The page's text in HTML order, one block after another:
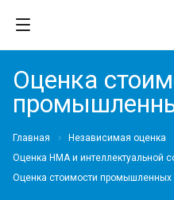
Оценка
Главная
Независимая оценка
Оценка НМА и интеллектуальной
Оценка стоимости промышленных